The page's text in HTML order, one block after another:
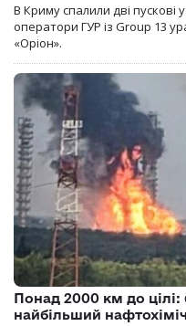
В Криму спалили дві пускові
оператори ГУР із Group 13
«Оріон».
Понад 2000 км до цілі:
найбільший